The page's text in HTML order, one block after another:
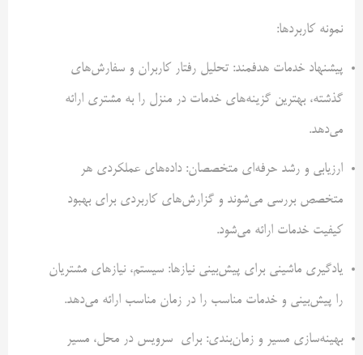
نمونه کاربردها:
پیشنهاد خدمات هدفمند: تحلیل رفتار کاربران و سفارش‌های
گذشته، بهترین گزینه‌های خدمات در منزل را به مشتری ارائه
می‌دهد.
ارزیابی و رشد حرفه‌ای متخصصان: داده‌های عملکردی هر
متخصص بررسی می‌شوند و گزارش‌های کاربردی برای بهبود
کیفیت خدمات ارائه می‌شود.
یادگیری ماشینی برای پیش‌بینی نیازها: سیستم، نیازهای مشتریان
را پیش‌بینی و خدمات مناسب را در زمان مناسب ارائه می‌دهد.
بهینه‌سازی مسیر و زمان‌بندی: برای سرویس در محل، مسیر